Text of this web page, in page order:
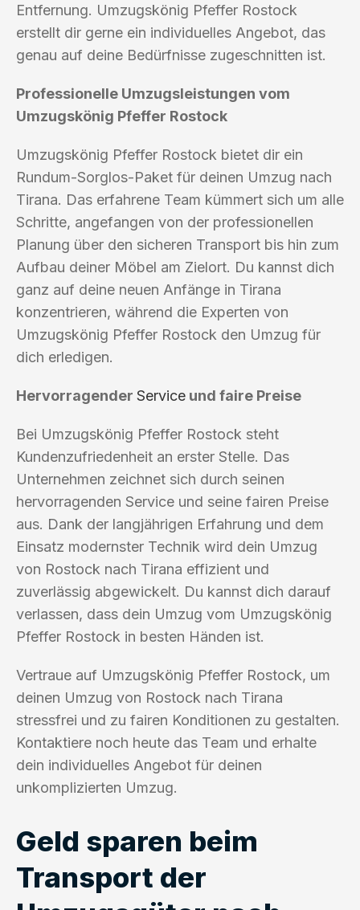
Entfernung. Umzugskönig Pfeffer Rostock
erstellt dir gerne ein individuelles Angebot, das
genau auf deine Bedürfnisse zugeschnitten ist.
Professionelle Umzugsleistungen vom
Umzugskönig Pfeffer Rostock
Umzugskönig Pfeffer Rostock bietet dir ein
Rundum-Sorglos-Paket für deinen Umzug nach
Tirana. Das erfahrene Team kümmert sich um alle
Schritte, angefangen von der professionellen
Planung über den sicheren Transport bis hin zum
Aufbau deiner Möbel am Zielort. Du kannst dich
ganz auf deine neuen Anfänge in Tirana
konzentrieren, während die Experten von
Umzugskönig Pfeffer Rostock den Umzug für
dich erledigen.
Hervorragender Service und faire Preise
Bei Umzugskönig Pfeffer Rostock steht
Kundenzufriedenheit an erster Stelle. Das
Unternehmen zeichnet sich durch seinen
hervorragenden Service und seine fairen Preise
aus. Dank der langjährigen Erfahrung und dem
Einsatz modernster Technik wird dein Umzug
von Rostock nach Tirana effizient und
zuverlässig abgewickelt. Du kannst dich darauf
verlassen, dass dein Umzug vom Umzugskönig
Pfeffer Rostock in besten Händen ist.
Vertraue auf Umzugskönig Pfeffer Rostock, um
deinen Umzug von Rostock nach Tirana
stressfrei und zu fairen Konditionen zu gestalten.
Kontaktiere noch heute das Team und erhalte
dein individuelles Angebot für deinen
unkomplizierten Umzug.
Geld sparen beim
Transport der